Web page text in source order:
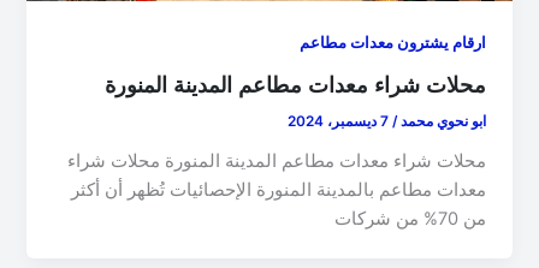
ارقام يشترون معدات مطاعم
محلات شراء معدات مطاعم المدينة المنورة
ابو نحوي محمد/7 ديسمبر، 2024
محلات شراء معدات مطاعم المدينة المنورة محلات شراء
معدات مطاعم بالمدينة المنورة الإحصائيات تُظهر أن أكثر
من 70% من شركات